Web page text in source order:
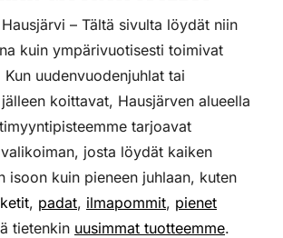
– Tältä sivulta löydät niin
kuin ympärivuotisesti toimivat
Kun uudenvuodenjuhlat tai
koittavat, Hausjärven alueella
tarjoavat
josta löydät kaiken
isoon kuin pieneen juhlaan, kuten
, padat, ilmapommit, pienet
tietenkin uusimmat tuotteemme.